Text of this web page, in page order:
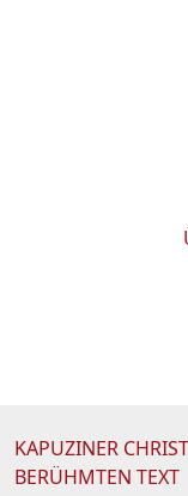
KAPUZINER
BERÜHMTEN TEXT